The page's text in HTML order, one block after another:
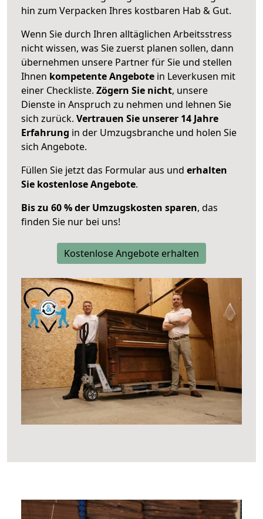
hin zum Verpacken Ihres kostbaren Hab & Gut.
Wenn Sie durch Ihren alltäglichen Arbeitsstress
nicht wissen, was Sie zuerst planen sollen, dann
übernehmen unsere Partner für Sie und stellen
Ihnen kompetente Angebote in Leverkusen mit
einer Checkliste. Zögern Sie nicht, unsere
Dienste in Anspruch zu nehmen und lehnen Sie
sich zurück. Vertrauen Sie unserer 14 Jahre
Erfahrung in der Umzugsbranche und holen Sie
sich Angebote.
Füllen Sie jetzt das Formular aus und erhalten
Sie kostenlose Angebote.
Bis zu 60 % der Umzugskosten sparen, das
finden Sie nur bei uns!
Kostenlose Angebote erhalten